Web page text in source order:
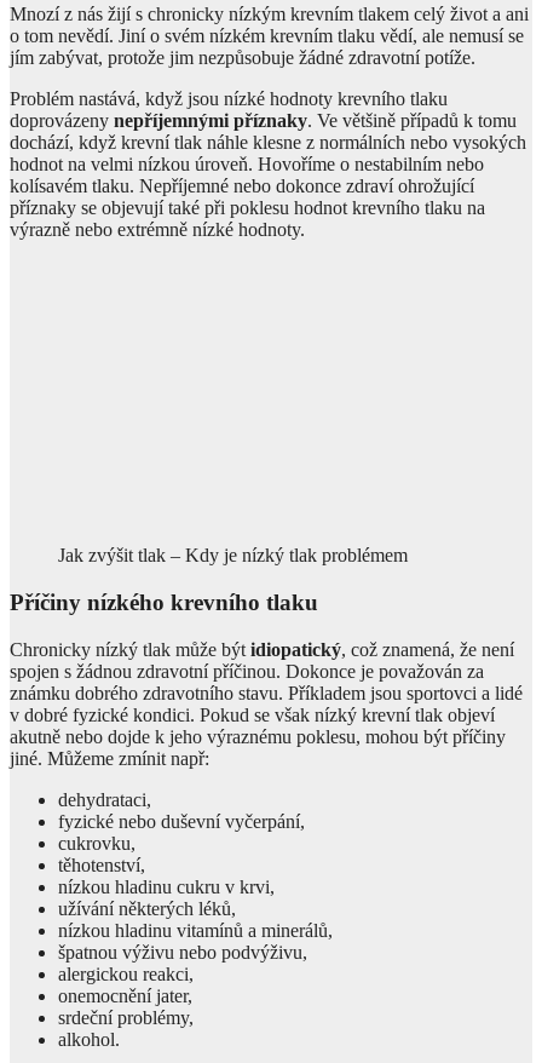
Mnozí z nás žijí s chronicky nízkým krevním tlakem celý život a ani
o tom nevědí. Jiní o svém nízkém krevním tlaku vědí, ale nemusí se
jím zabývat, protože jim nezpůsobuje žádné zdravotní potíže.
Problém nastává, když jsou nízké hodnoty krevního tlaku
doprovázeny nepříjemnými příznaky. Ve většině případů k tomu
dochází, když krevní tlak náhle klesne z normálních nebo vysokých
hodnot na velmi nízkou úroveň. Hovoříme o nestabilním nebo
kolísavém tlaku. Nepříjemné nebo dokonce zdraví ohrožující
příznaky se objevují také při poklesu hodnot krevního tlaku na
výrazně nebo extrémně nízké hodnoty.
Jak zvýšit tlak – Kdy je nízký tlak problémem
Příčiny nízkého krevního tlaku
Chronicky nízký tlak může být idiopatický, což znamená, že není
spojen s žádnou zdravotní příčinou. Dokonce je považován za
známku dobrého zdravotního stavu. Příkladem jsou sportovci a lidé
v dobré fyzické kondici. Pokud se však nízký krevní tlak objeví
akutně nebo dojde k jeho výraznému poklesu, mohou být příčiny
jiné. Můžeme zmínit např:
dehydrataci,
fyzické nebo duševní vyčerpání,
cukrovku,
těhotenství,
nízkou hladinu cukru v krvi,
užívání některých léků,
nízkou hladinu vitamínů a minerálů,
špatnou výživu nebo podvýživu,
alergickou reakci,
onemocnění jater,
srdeční problémy,
alkohol.